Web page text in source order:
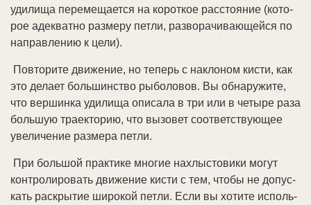
уди­ли­ща пе­ре­ме­ща­ет­ся на ко­рот­кое рас­стоя­ние (ко­то­
рое аде­к­ват­но раз­ме­ру пет­ли, раз­во­ра­чи­ваю­щей­ся по
на­прав­ле­нию к це­ли).
По­вто­ри­те дви­же­ние, но те­перь с на­кло­ном кис­ти, как
это де­ла­ет боль­шин­ст­во ры­бо­ло­вов. Вы об­на­ру­жи­те,
что вер­шин­ка уди­ли­ща опи­са­ла в три или в че­ты­ре раза
боль­шую тра­ек­то­рию, что вы­зо­вет со­от­вет­ст­вую­щее
уве­ли­че­ние раз­ме­ра пет­ли.
При боль­шой прак­ти­ке мно­гие на­хлы­сто­ви­ки мо­гут
кон­тро­ли­ро­вать дви­же­ние кис­ти с тем, что­бы не до­пус­
кать рас­кры­тие ши­ро­кой пет­ли. Ес­ли вы хо­ти­те ис­поль­